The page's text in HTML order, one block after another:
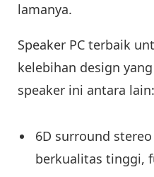
lamanya.
Speaker PC terbaik
kelebihan design
speaker ini antara lain:
6D surround
berkualitas tinggi,